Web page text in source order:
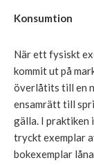
Konsumtion
När ett fysiskt
kommit ut på
överlåtits till en
ensamrätt till
gälla. I praktiken
tryckt exemplar
bokexemplar